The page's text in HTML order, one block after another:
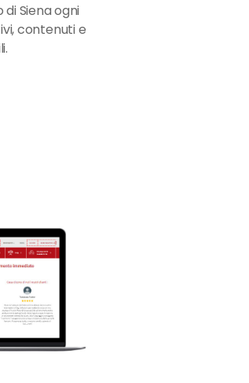
Siena ogni
contenuti e